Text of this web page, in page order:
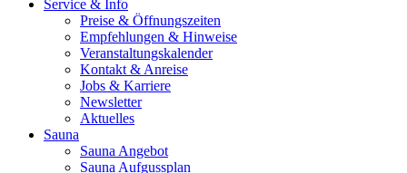
Service & Info
Preise & Öffnungszeiten
Empfehlungen & Hinweise
Veranstaltungskalender
Kontakt & Anreise
Jobs & Karriere
Newsletter
Aktuelles
Sauna
Sauna Angebot
Sauna Aufgussplan